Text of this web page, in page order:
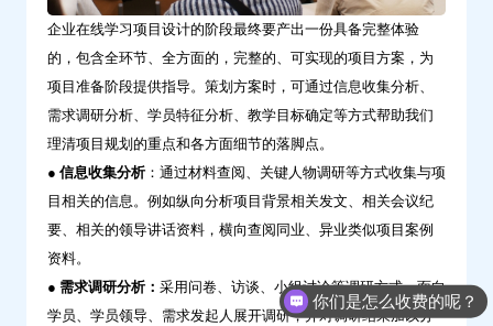
企业在线学习项目设计的阶段最终要产出一份具备完整体验
的，包含全环节、全方面的，完整的、可实现的项目方案，为
项目准备阶段提供指导。策划方案时，可通过信息收集分析、
需求调研分析、学员特征分析、教学目标确定等方式帮助我们
理清项目规划的重点和各方面细节的落脚点。
● 信息收集分析 ：通过材料查阅、关键人物调研等方式收集与项
目相关的信息。例如纵向分析项目背景相关发文、相关会议纪
要、相关的领导讲话资料，横向查阅同业、异业类似项目案例
资料。
● 需求调研分析： 采用问卷、访谈、小组讨论等调研方式，面向
学员、学员领导、需求发起人展开调研，并对调研结果加以分
你们是怎么收费的呢？